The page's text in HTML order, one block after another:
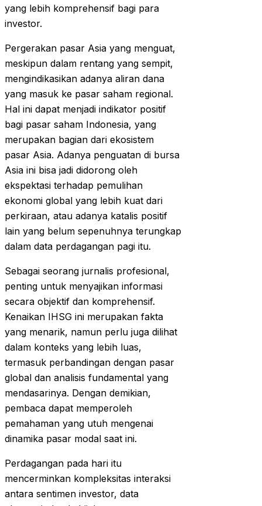
yang lebih komprehensif bagi para
investor.
Pergerakan pasar Asia yang menguat,
meskipun dalam rentang yang sempit,
mengindikasikan adanya aliran dana
yang masuk ke pasar saham regional.
Hal ini dapat menjadi indikator positif
bagi pasar saham Indonesia, yang
merupakan bagian dari ekosistem
pasar Asia. Adanya penguatan di bursa
Asia ini bisa jadi didorong oleh
ekspektasi terhadap pemulihan
ekonomi global yang lebih kuat dari
perkiraan, atau adanya katalis positif
lain yang belum sepenuhnya terungkap
dalam data perdagangan pagi itu.
Sebagai seorang jurnalis profesional,
penting untuk menyajikan informasi
secara objektif dan komprehensif.
Kenaikan IHSG ini merupakan fakta
yang menarik, namun perlu juga dilihat
dalam konteks yang lebih luas,
termasuk perbandingan dengan pasar
global dan analisis fundamental yang
mendasarinya. Dengan demikian,
pembaca dapat memperoleh
pemahaman yang utuh mengenai
dinamika pasar modal saat ini.
Perdagangan pada hari itu
mencerminkan kompleksitas interaksi
antara sentimen investor, data